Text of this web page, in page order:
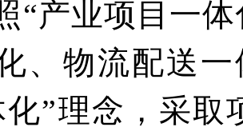
“产业项目一
、物流配送
化”理念，采